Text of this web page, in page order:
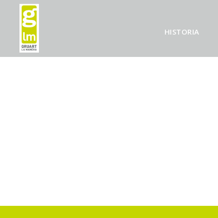
HISTORIA